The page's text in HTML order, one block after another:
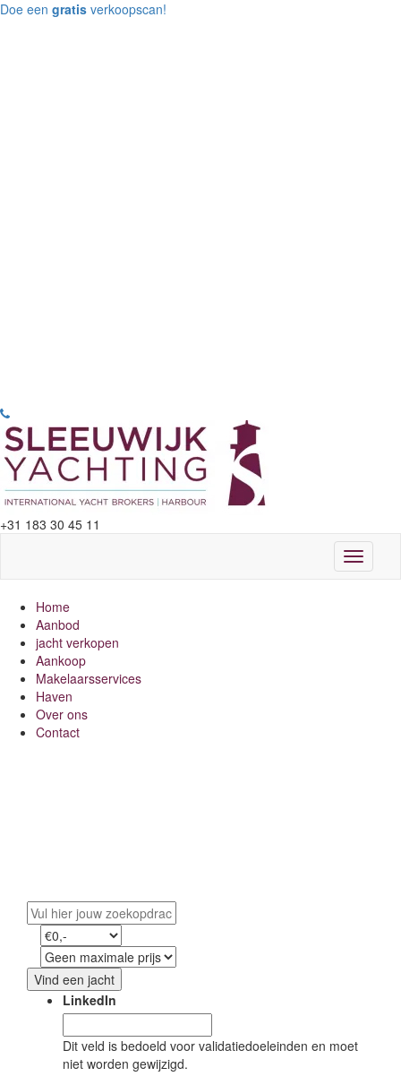
Doe een gratis verkoopscan!
+31 183 30 45 11
Toggle
Home
Aanbod
jacht verkopen
Aankoop
Makelaarsservices
Haven
Over ons
Contact
Vind een jacht
LinkedIn
Dit veld is bedoeld voor validatiedoeleinden en moet
niet worden gewijzigd.